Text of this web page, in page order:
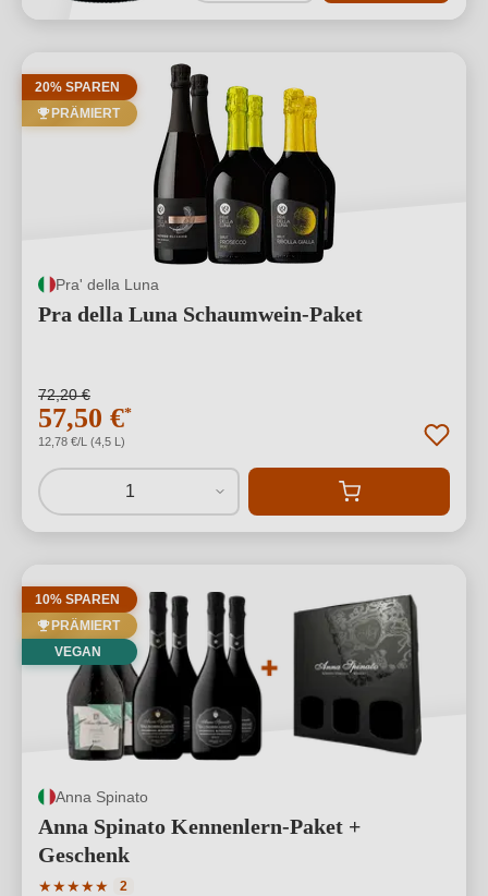
20% SPAREN
PRÄMIERT
Pra' della Luna
Pra della Luna Schaumwein-Paket
72,20 €
57,50 €*
12,78 €/L (4,5 L)
1
10% SPAREN
PRÄMIERT
VEGAN
Anna Spinato
Anna Spinato Kennenlern-Paket +
Geschenk
★★★★★
Durchschnittliche Bewertung von 5 von 5 Sternen
2